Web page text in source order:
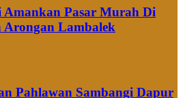
Pasar Murah Di
Arongan Lambalek
Pahlawan Sambangi Dapur